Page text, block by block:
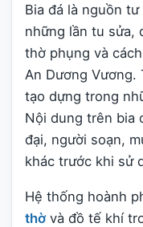
Bia đá là nguồn
những lần tu sửa,
thờ phụng và
An Dương Vương.
tạo dựng trong
Nội dung trên bia
đại, người soạn,
khác trước khi sử
Hệ thống hoành
thờvà đồ tế khí